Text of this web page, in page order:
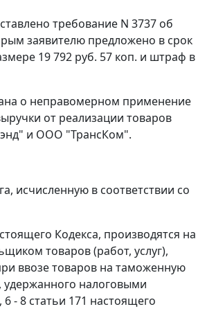
требование N 3737 об
заявителю предложено в срок
19 792 руб. 57 коп. и штраф в
о неправомерном применение
от реализации товаров
и ООО "ТрансКом".
исчисленную в соответствии со
Кодекса, производятся на
товаров (работ, услуг),
ввозе товаров на таможенную
налоговыми
, 6 - 8 статьи 171 настоящего